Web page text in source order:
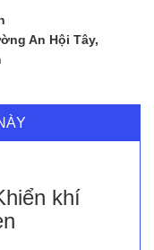
An Hội Tây,
khí